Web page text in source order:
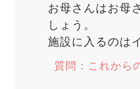
お母さんはお母
しょう。
施設に入るのは
質問：これから